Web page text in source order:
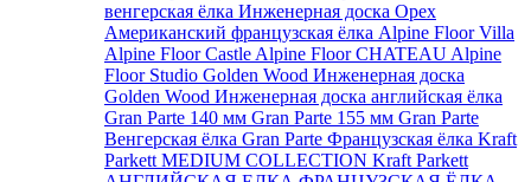
венгерская ёлка Инженерная доска Орех
Американский французская ёлка Alpine Floor Villa
Alpine Floor Castle Alpine Floor CHATEAU Alpine
Floor Studio Golden Wood Инженерная доска
Golden Wood Инженерная доска английская ёлка
Gran Parte 140 мм Gran Parte 155 мм Gran Parte
Венгерская ёлка Gran Parte Французская ёлка Kraft
Parkett MEDIUM COLLECTION Kraft Parkett